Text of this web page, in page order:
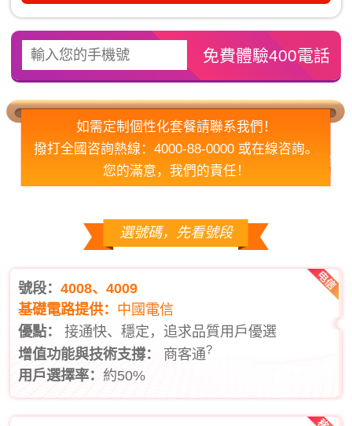
如需定制個性化套餐請聯系我們！
撥打全國咨詢熱線：4000-88-0000 或在線咨詢。
您的滿意，我們的責任！
選號碼，先看號段
號段：4008、4009
基礎電路提供： 中國電信
優點：
接通快、穩定，追求品質用戶優選
增值功能與技術支撐：
商客通?
用戶選擇率： 約50%